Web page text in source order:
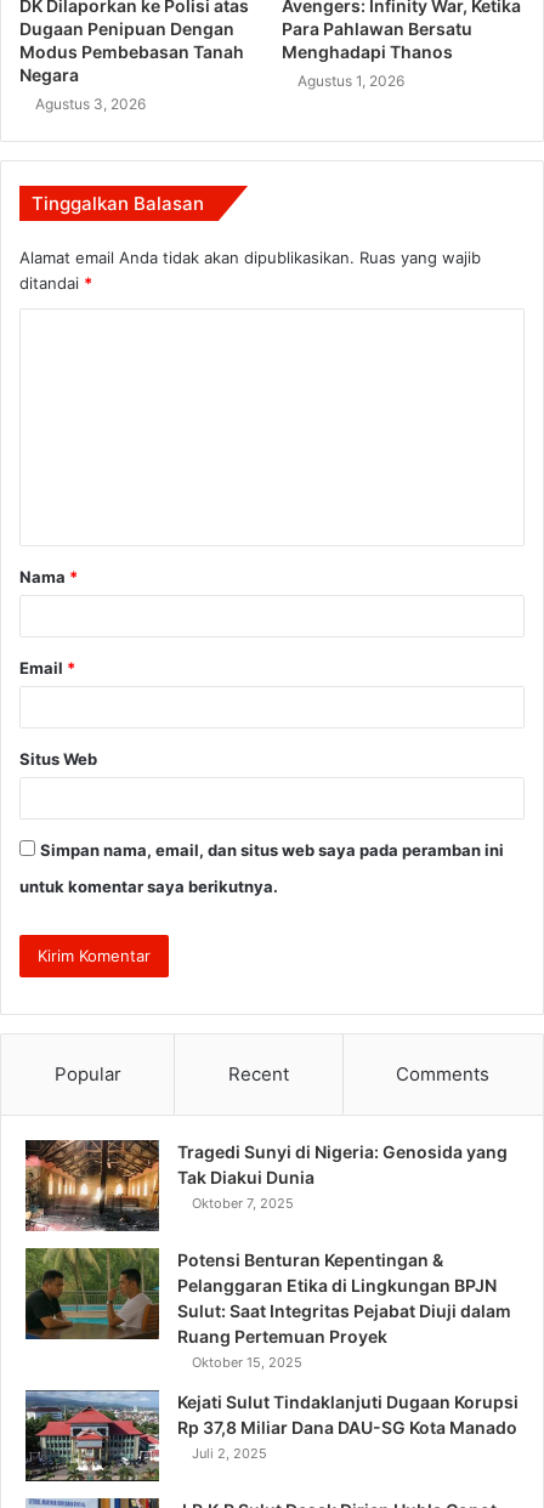
DK Dilaporkan ke Polisi atas
Dugaan Penipuan Dengan
Modus Pembebasan Tanah
Negara
Agustus 3, 2026
Avengers: Infinity War, Ketika
Para Pahlawan Bersatu
Menghadapi Thanos
Agustus 1, 2026
Tinggalkan Balasan
Alamat email Anda tidak akan dipublikasikan. Ruas yang wajib
ditandai *
a
r
Nama *
Email *
Situs Web
Simpan nama, email, dan situs web saya pada peramban ini
untuk komentar saya berikutnya.
Popular Recent Comments
Tragedi Sunyi di Nigeria: Genosida yang
Tak Diakui Dunia
Oktober 7, 2025
Potensi Benturan Kepentingan &
Pelanggaran Etika di Lingkungan BPJN
Sulut: Saat Integritas Pejabat Diuji dalam
Ruang Pertemuan Proyek
Oktober 15, 2025
Kejati Sulut Tindaklanjuti Dugaan Korupsi
Rp 37,8 Miliar Dana DAU-SG Kota Manado
Juli 2, 2025